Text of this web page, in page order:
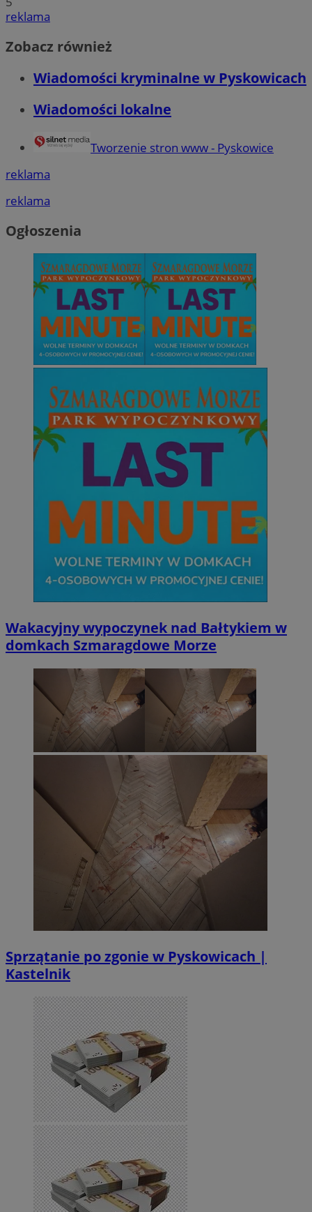
reklama
Zobacz również
Wiadomości kryminalne w Pyskowicach
Wiadomości lokalne
Tworzenie stron www - Pyskowice
reklama
reklama
Ogłoszenia
Wakacyjny wypoczynek nad Bałtykiem w
domkach Szmaragdowe Morze
Sprzątanie po zgonie w Pyskowicach |
Kastelnik